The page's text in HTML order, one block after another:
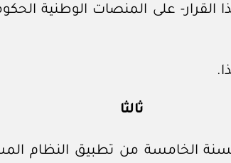
القرار- على المنصات الوطنية
ثالثا
الخامسة من تطبيق النظام